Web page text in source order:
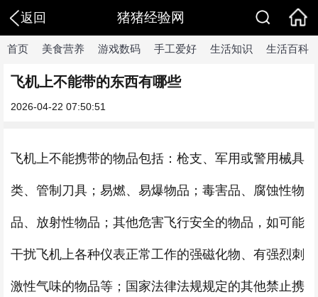
返回 猪猪经验网
首页 美食营养 游戏数码 手工爱好 生活知识 生活百科
飞机上不能带的东西有哪些
2026-04-22 07:50:51
飞机上不能携带的物品包括：枪支、军用或警用械具
类、管制刀具；易燃、易爆物品；毒害品、腐蚀性物
品、放射性物品；其他危害飞行安全的物品，如可能
干扰飞机上各种仪表正常工作的强磁化物、有强烈刺
激性气味的物品等；国家法律法规规定的其他禁止携